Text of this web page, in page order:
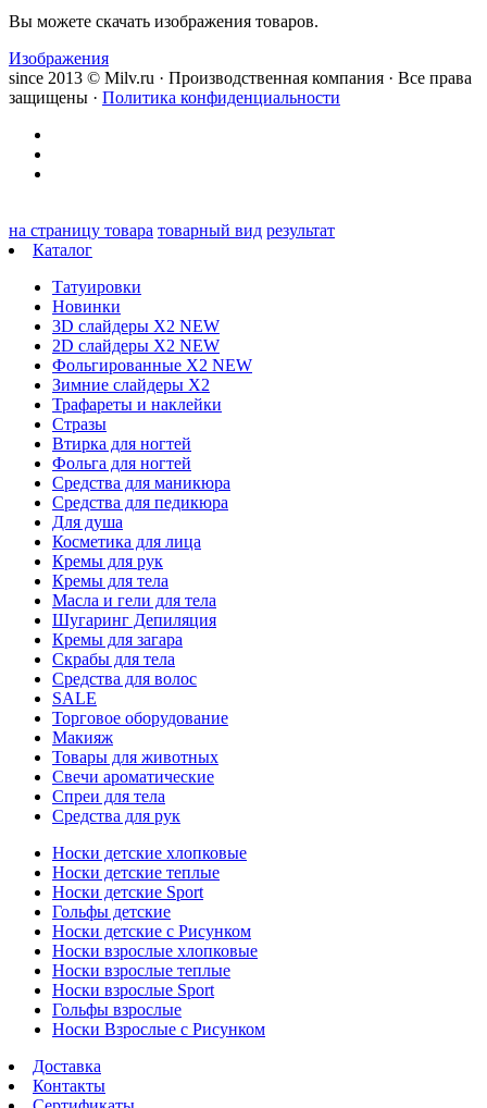
Вы можете скачать изображения товаров.
Изображения
since 2013 © Milv.ru · Производственная компания · Все права
защищены · Политика конфиденциальности
на страницу товара товарный вид результат
Каталог
Татуировки
Новинки
3D слайдеры X2 NEW
2D слайдеры X2 NEW
Фольгированные X2 NEW
Зимние слайдеры Х2
Трафареты и наклейки
Стразы
Втирка для ногтей
Фольга для ногтей
Средства для маникюра
Средства для педикюра
Для душа
Косметика для лица
Кремы для рук
Кремы для тела
Масла и гели для тела
Шугаринг Депиляция
Кремы для загара
Скрабы для тела
Средства для волос
SALE
Торговое оборудование
Макияж
Товары для животных
Свечи ароматические
Спреи для тела
Средства для рук
Носки детские хлопковые
Носки детские теплые
Носки детские Sport
Гольфы детские
Носки детские с Рисунком
Носки взрослые хлопковые
Носки взрослые теплые
Носки взрослые Sport
Гольфы взрослые
Носки Взрослые с Рисунком
Доставка
Контакты